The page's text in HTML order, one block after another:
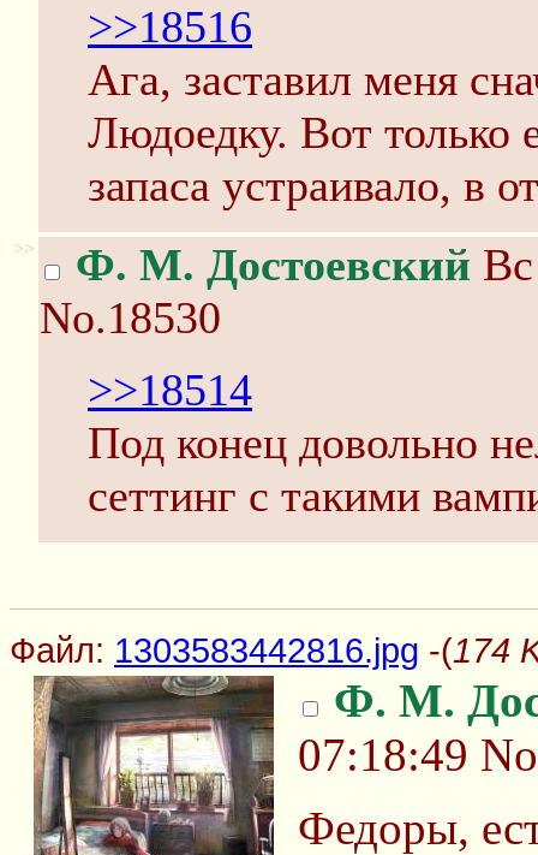
>>18516
Ага, заставил меня
Людоедку. Вот только
запаса устраивало, в
>> Ф. М. Достоевский
No.18530
>>18514
Под конец довольно
сеттинг c такими
Файл: 1303583442816.jpg -(174
Ф. М.
07:18:49
Федоры,